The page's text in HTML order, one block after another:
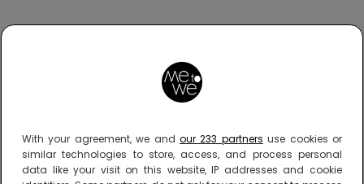
With your agreement, we and our 233 partners use cookies or
similar technologies to store, access, and process personal
data like your visit on this website, IP addresses and cookie